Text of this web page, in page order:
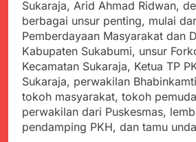
Angkat
Satgas
Dan
Juli 21,
Angkat
Dugaan
yang
oleh
Juli 21,
Diduga
oleh
Kab.
akan
Juli 20,
Sukaraja, Arid Ahmad Ridwan,
berbagai unsur penting, mulai
Pemberdayaan Masyarakat dan
Kabupaten Sukabumi, unsur
Kecamatan Sukaraja, Ketua TP
Sukaraja, perwakilan
tokoh masyarakat, tokoh
perwakilan dari Puskesmas,
pendamping PKH, dan tamu